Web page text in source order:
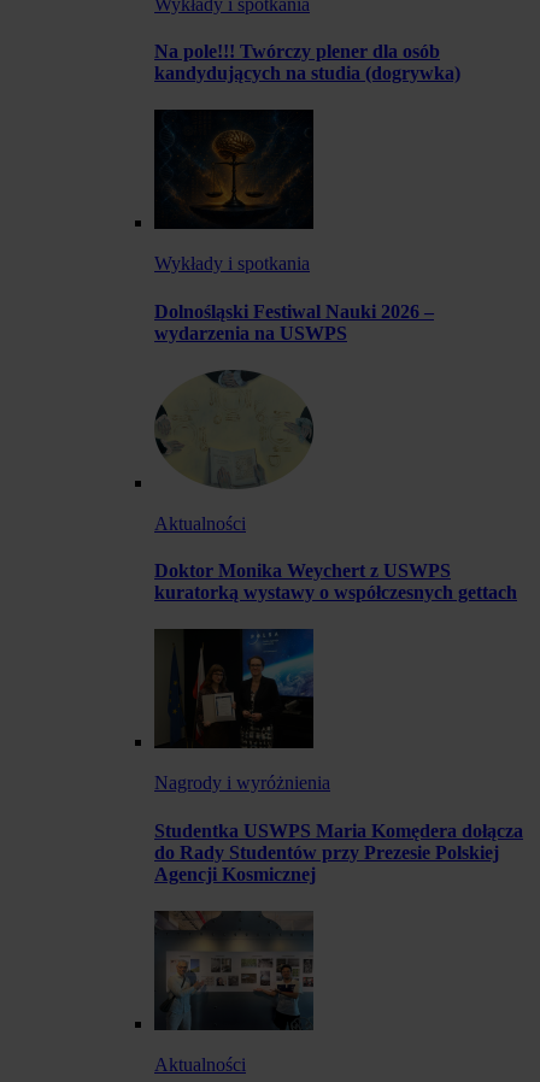
Na pole!!! Twórczy plener dla osób
kandydujących na studia (dogrywka)
Wykłady i spotkania
Dolnośląski Festiwal Nauki 2026 –
wydarzenia na USWPS
Aktualności
Doktor Monika Weychert z USWPS
kuratorką wystawy o współczesnych gettach
Nagrody i wyróżnienia
Studentka USWPS Maria Komędera dołącza
do Rady Studentów przy Prezesie Polskiej
Agencji Kosmicznej
Aktualności